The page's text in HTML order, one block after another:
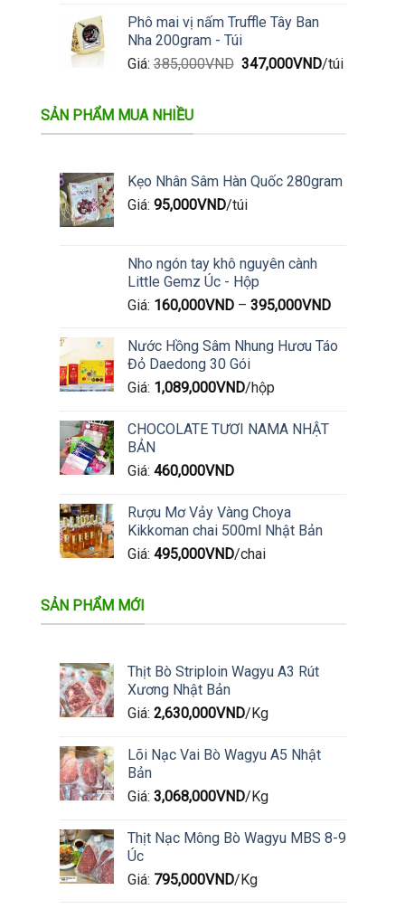
Phô mai vị nấm Truffle Tây Ban
Nha 200gram - Túi
Giá: 385,000VND Giá
347,000VNDGiá
/túi
SẢN PHẨM MUA NHIỀU
Kẹo Nhân Sâm Hàn Quốc 280gram
Giá: 95,000VND/túi
Nho ngón tay khô nguyên cành
Little Gemz Úc - Hộp
Giá: 160,000VND– 395,000VND
Nước Hồng Sâm Nhung Hươu Táo
Đỏ Daedong 30 Gói
Giá: 1,089,000VND/hộp
CHOCOLATE TƯƠI NAMA NHẬT
BẢN
Giá: 460,000VND
Rượu Mơ Vảy Vàng Choya
Kikkoman chai 500ml Nhật Bản
Giá: 495,000VND/chai
SẢN PHẨM MỚI
Thịt Bò Striploin Wagyu A3 Rút
Xương Nhật Bản
Giá: 2,630,000VND/Kg
Lõi Nạc Vai Bò Wagyu A5 Nhật
Bản
Giá: 3,068,000VND/Kg
Thịt Nạc Mông Bò Wagyu MBS 8-9
Úc
Giá: 795,000VND/Kg